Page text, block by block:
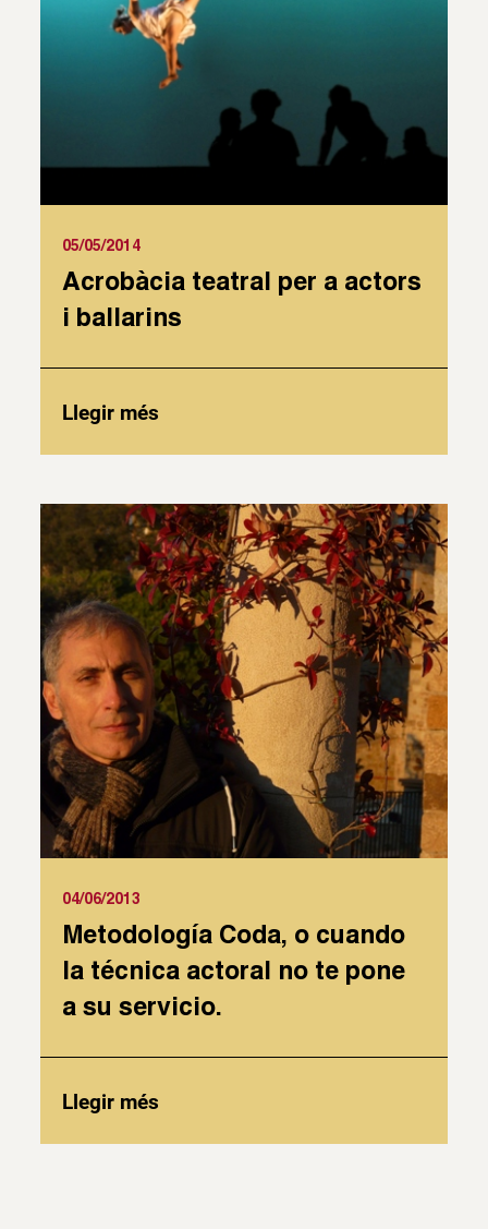
05/05/2014
Acrobàcia teatral per a actors
i ballarins
Llegir més
04/06/2013
Metodología Coda, o cuando
la técnica actoral no te pone
a su servicio.
Llegir més